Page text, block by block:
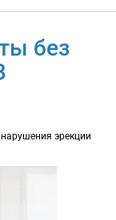
без
эрекции